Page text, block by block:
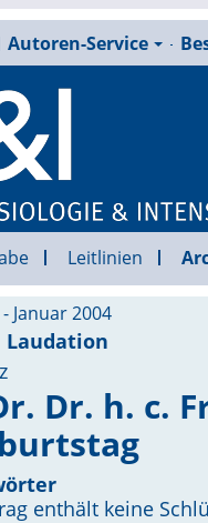
Autoren-Service
Leitlinien
Januar 2004
Dr. h. c.
enthält keine